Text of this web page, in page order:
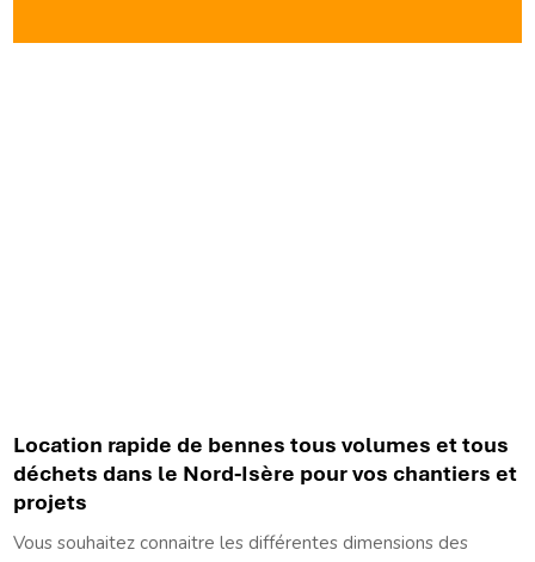
Location rapide de bennes tous volumes et tous
déchets dans le Nord-Isère pour vos chantiers et
projets
Vous souhaitez connaitre les différentes dimensions des